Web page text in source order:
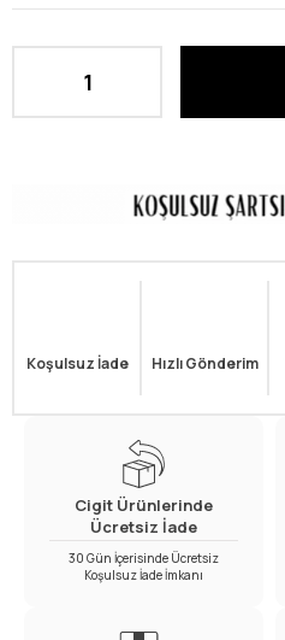
Koşulsuz İade Hızlı Gönderim
Cigit Ürünlerinde
Ücretsiz İade
30 Gün İçerisinde Ücretsiz
Koşulsuz İade İmkanı